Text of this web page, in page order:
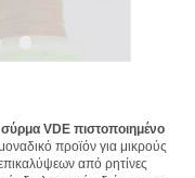
VDE πιστοποιημένο
προϊόν για μικρούς
από ρητίνες